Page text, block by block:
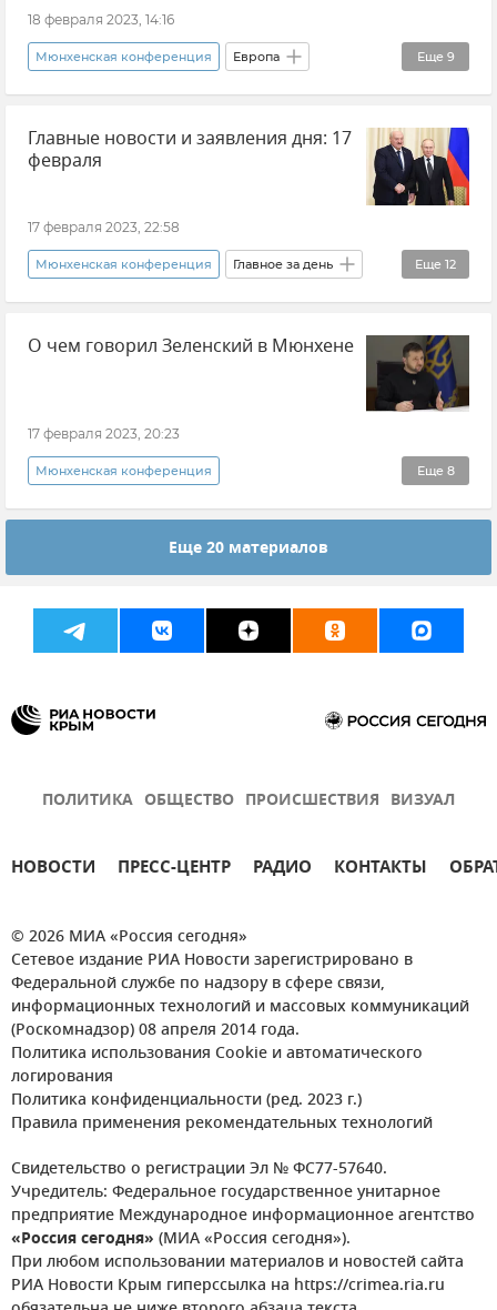
18 февраля 2023, 14:16
Еще 9
Мюнхенская конференция Европа
Европарламент Европейский Союз
Политика Россия
Главные новости и заявления дня: 17
февраля
17 февраля 2023, 22:58
Еще 12
Мюнхенская конференция Главное за день
Новости Украина Россия
Владимир Путин (политик)
Мария Захарова Новости СВО
О чем говорил Зеленский в Мюнхене
17 февраля 2023, 20:23
Еще 8
Мюнхенская конференция
Владимир Зеленский Украина
ВСУ (Вооруженные силы Украины)
Поставки западного оружия Украине
Еще 20 материалов
ПОЛИТИКА ОБЩЕСТВО ПРОИСШЕСТВИЯ ВИЗУАЛ
НОВОСТИ ПРЕСС-ЦЕНТР РАДИО КОНТАКТЫ
© 2026 МИА «Россия сегодня»
Сетевое издание РИА Новости зарегистрировано в
Федеральной службе по надзору в сфере связи,
информационных технологий и массовых коммуникаций
(Роскомнадзор) 08 апреля 2014 года.
Политика использования Cookie и автоматического
логирования
Политика конфиденциальности (ред. 2023 г.)
Правила применения рекомендательных технологий
Свидетельство о регистрации Эл № ФС77-57640.
Учредитель: Федеральное государственное унитарное
предприятие Международное информационное агентство
«Россия сегодня» (МИА «Россия сегодня»).
При любом использовании материалов и новостей сайта
РИА Новости Крым гиперссылка на https://crimea.ria.ru